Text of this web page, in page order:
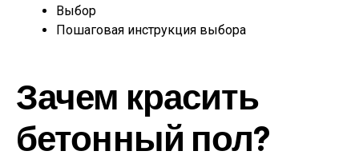
Выбор
Пошаговая инструкция выбора
Зачем красить
бетонный пол?